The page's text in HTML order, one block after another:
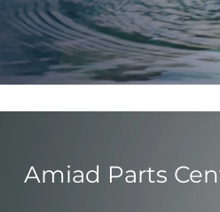
Amiad Parts